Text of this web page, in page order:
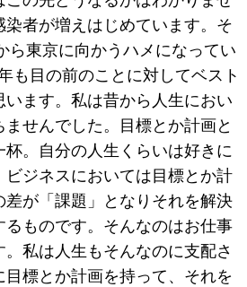
染者が増えはじめています。そ
ら東京に向かうハメになってい
も目の前のことに対してベスト
います。私は昔から人生におい
せんでした。目標とか計画と
。自分の人生くらいは好きに
ジネスにおいては目標とか計
が「課題」となりそれを解決
るものです。そんなのはお仕事
私は人生もそんなのに支配さ
標とか計画を持って、それを